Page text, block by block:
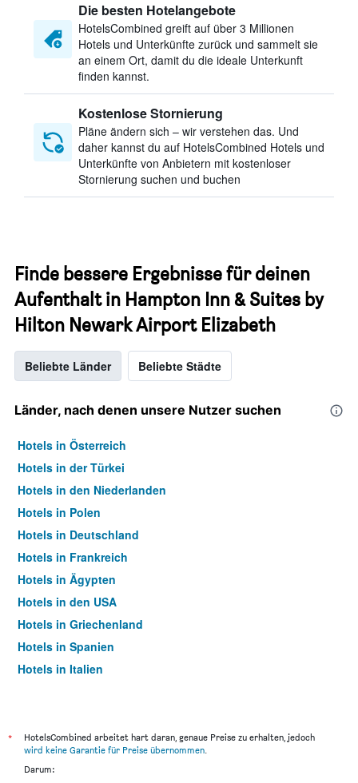
Die besten Hotelangebote
HotelsCombined greift auf über 3 Millionen
Hotels und Unterkünfte zurück und sammelt sie
an einem Ort, damit du die ideale Unterkunft
finden kannst.
Kostenlose Stornierung
Pläne ändern sich – wir verstehen das. Und
daher kannst du auf HotelsCombined Hotels und
Unterkünfte von Anbietern mit kostenloser
Stornierung suchen und buchen
Finde bessere Ergebnisse für deinen
Aufenthalt in Hampton Inn & Suites by
Hilton Newark Airport Elizabeth
Beliebte Länder Beliebte Städte
Länder, nach denen unsere Nutzer suchen
Hotels in Österreich
Hotels in der Türkei
Hotels in den Niederlanden
Hotels in Polen
Hotels in Deutschland
Hotels in Frankreich
Hotels in Ägypten
Hotels in den USA
Hotels in Griechenland
Hotels in Spanien
Hotels in Italien
*
HotelsCombined arbeitet hart daran, genaue Preise zu erhalten, jedoch
wird keine Garantie für Preise übernommen.
Darum: